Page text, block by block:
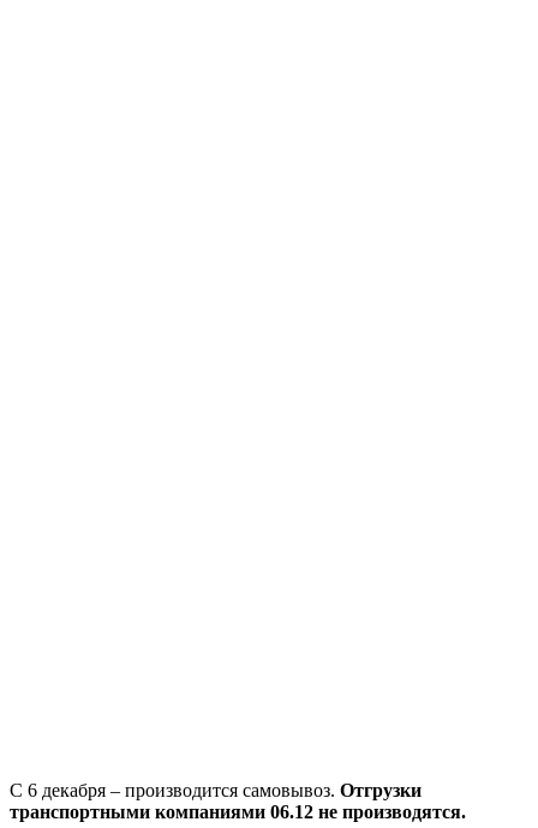
С 6 декабря – производится самовывоз. Отгрузки
транспортными компаниями 06.12 не производятся.